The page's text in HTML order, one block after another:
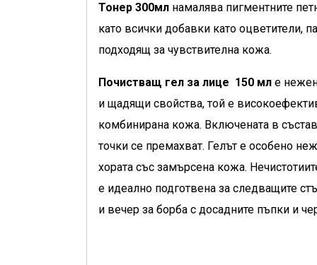
Тонер 300мл намалява пигментните
като всички добавки като оцветители,
подходящ за чувствителна кожа.
Почистващ гел за лице 150 мл е
и щадящи свойства, той е
комбинирана кожа. Включената в
точки се премахват. Гелът е особено
хората със замърсена кожа.
е идеално подготвена за следващите
и вечер за борба с досадните пъпки и